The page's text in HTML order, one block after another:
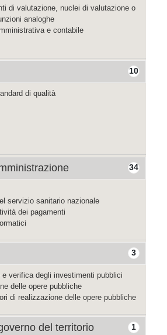
di valutazione, nuclei di valutazione o
analoghe
e contabile
10
di qualità
34
servizio sanitario nazionale
dei pagamenti
3
verifica degli investimenti pubblici
delle opere pubbliche
di realizzazione delle opere pubbliche
1
del territorio